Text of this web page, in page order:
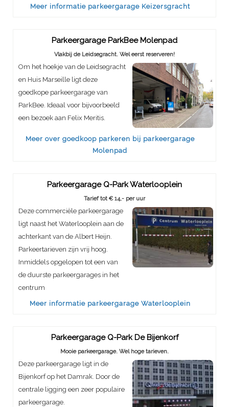
Meer informatie parkeergarage Keizersgracht
Parkeergarage ParkBee Molenpad
Vlakbij de Leidsegracht. Wel eerst reserveren!
Om het hoekje van de Leidsegracht
en Huis Marseille ligt deze
goedkope parkeergarage van
ParkBee. Ideaal voor bijvoorbeeld
een bezoek aan Felix Meritis.
Meer over goedkoop parkeren bij parkeergarage
Molenpad
Parkeergarage Q-Park Waterlooplein
Tarief tot € 14,- per uur
Deze commerciële parkeergarage
ligt naast het Waterlooplein aan de
achterkant van de Albert Heijn.
Parkeertarieven zijn vrij hoog.
Inmiddels opgelopen tot een van
de duurste parkeergarages in het
centrum
Meer informatie parkeergarage Waterlooplein
Parkeergarage Q-Park De Bijenkorf
Mooie parkeergarage. Wel hoge tarieven.
Deze parkeergarage ligt in de
Bijenkorf op het Damrak. Door de
centrale ligging een zeer populaire
parkeergarage.